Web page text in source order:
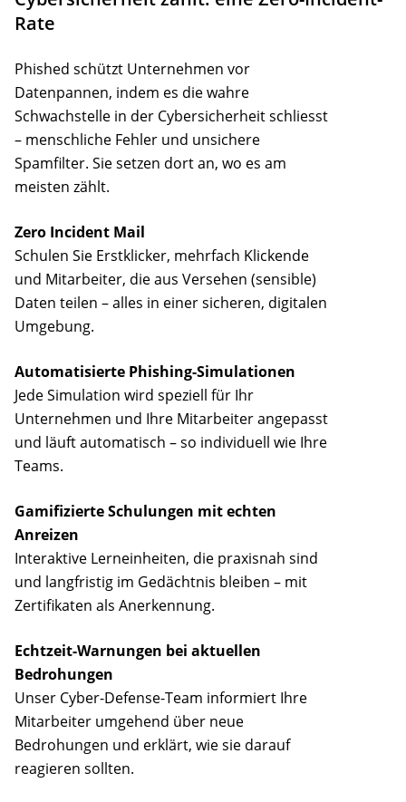
Rate
Phished schützt Unternehmen vor
Datenpannen, indem es die wahre
Schwachstelle in der Cybersicherheit schliesst
– menschliche Fehler und unsichere
Spamfilter. Sie setzen dort an, wo es am
meisten zählt.
Zero Incident Mail
Schulen Sie Erstklicker, mehrfach Klickende
und Mitarbeiter, die aus Versehen (sensible)
Daten teilen – alles in einer sicheren, digitalen
Umgebung.
Automatisierte Phishing-Simulationen
Jede Simulation wird speziell für Ihr
Unternehmen und Ihre Mitarbeiter angepasst
und läuft automatisch – so individuell wie Ihre
Teams.
Gamifizierte Schulungen mit echten
Anreizen
Interaktive Lerneinheiten, die praxisnah sind
und langfristig im Gedächtnis bleiben – mit
Zertifikaten als Anerkennung.
Echtzeit-Warnungen bei aktuellen
Bedrohungen
Unser Cyber-Defense-Team informiert Ihre
Mitarbeiter umgehend über neue
Bedrohungen und erklärt, wie sie darauf
reagieren sollten.